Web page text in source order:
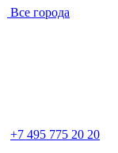
Все города
+7 495 775 20 20